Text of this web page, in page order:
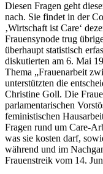
Diesen Fragen geht
nach. Sie findet in der
‚Wirtschaft ist Care‘
Frauensynode trug
überhaupt statistisch
diskutierten am 6. Mai
Thema „Frauenarbeit
unterstützten die
Christine Goll. Die
parlamentarischen
feministischen
Fragen rund um Care-
was sie kosten darf,
während und im
Frauenstreik vom 14.